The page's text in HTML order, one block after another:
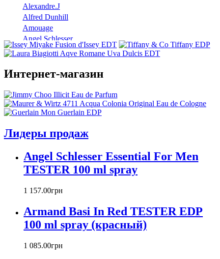
Alexandre.J
Alfred Dunhill
Amouage
Angel Schlesser
Anna Sui
Annayake
Annick Goutal
Antonio Banderas
Aramis
Armaf
Armand Basi
Azzaro
Baldinini
Banana Republic
Betty Barclay
Bill Blass
Biotherm
Blumarine
Bond № 9
Интернет-магазин
Лидеры продаж
Angel Schlesser Essential For Men
TESTER 100 ml spray
1 157.00грн
Armand Basi In Red TESTER EDP
100 ml spray (красный)
1 085.00грн